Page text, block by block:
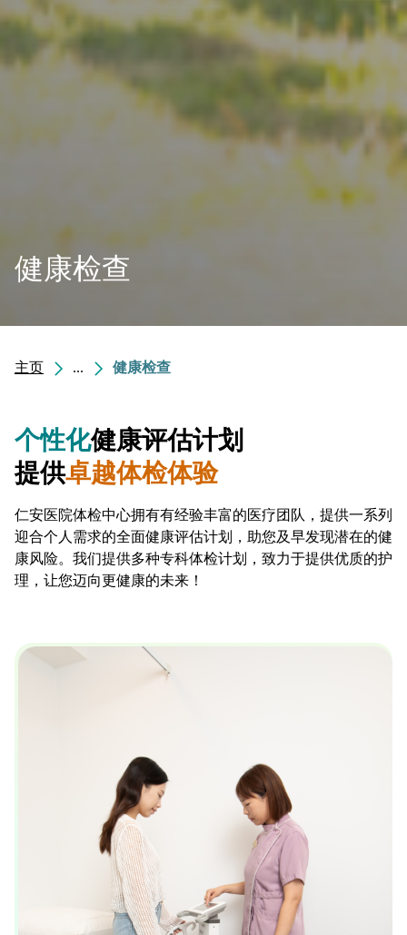
健康检查
主页 ... 健康检查
个性化健康评估计划
提供卓越体检体验
仁安医院体检中心拥有有经验丰富的医疗团队，提供一系列
迎合个人需求的全面健康评估计划，助您及早发现潜在的健
康风险。我们提供多种专科体检计划，致力于提供优质的护
理，让您迈向更健康的未来！